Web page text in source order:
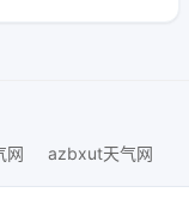
网 azbxut天气网